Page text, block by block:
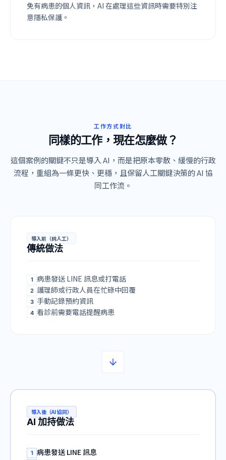
免有病患的個人資訊，AI 在處理這些資訊時需要特別注
意隱私保護。
工作方式對比
同樣的工作，現在怎麼做？
這個案例的關鍵不只是導入 AI，而是把原本零散、緩慢的行政
流程，重組為一條更快、更穩，且保留人工關鍵決策的 AI 協
同工作流。
導入前（純人工）
傳統做法
1 病患發送 LINE 訊息或打電話
2 護理師或行政人員在忙碌中回覆
3 手動記錄預約資訊
4 看診前需要電話提醒病患
導入後（AI 協同）
AI 加持做法
1 病患發送 LINE 訊息